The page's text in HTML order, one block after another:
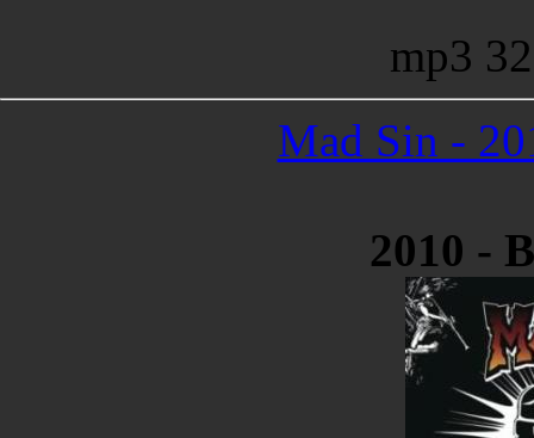
mp3
Mad Sin -
2010 -